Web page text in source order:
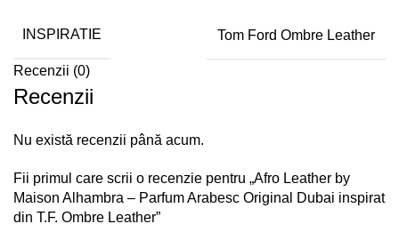
INSPIRATIE Tom Ford Ombre Leather
Recenzii (0)
Recenzii
Nu există recenzii până acum.
Fii primul care scrii o recenzie pentru „Afro Leather by
Maison Alhambra – Parfum Arabesc Original Dubai inspirat
din T.F. Ombre Leather”